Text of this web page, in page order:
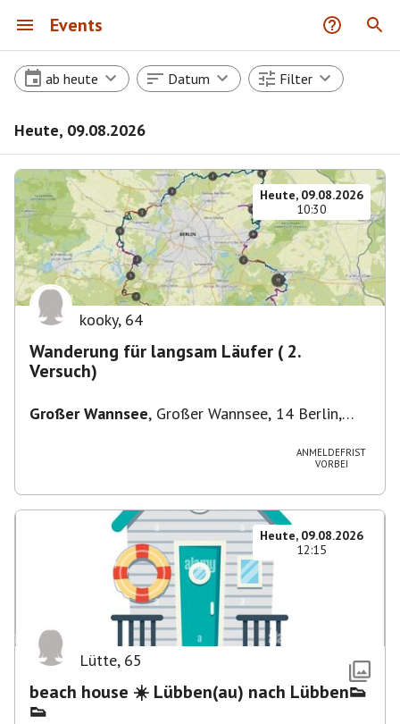
Events
ab heute Datum Filter
Heute, 09.08.2026
Heute, 09.08.2026
10:30
kooky, 64
Wanderung für langsam Läufer ( 2.
Versuch)
Großer Wannsee, Großer Wannsee, 14 Berlin,
ANMELDEFRIST
VORBEI
Heute, 09.08.2026
12:15
Lütte, 65
beach house ☀️ Lübben(au) nach Lübben👟
👟